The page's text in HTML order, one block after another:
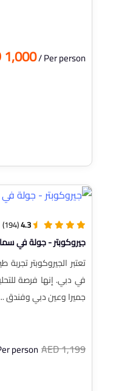
1,000/ Per person
4.3
(194)
جيروكوبتر - جولة في
تعتبر الجيروكوبتر
في دبي. إنها فرصة
جميرا وعين دبي وفندق ...
person AED 1,199